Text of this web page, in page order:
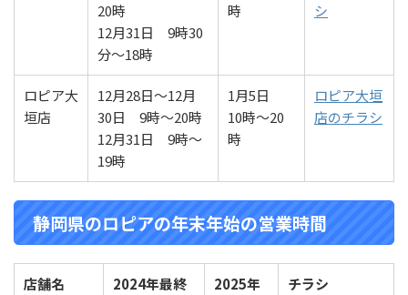
20時
12月31日 9時30
分～18時
時
シ
ロピア大
垣店
12月28日～12月
30日 9時～20時
12月31日 9時～
19時
1月5日
10時～20
時
ロピア大垣
店のチラシ
静岡県のロピアの年末年始の営業時間
店舗名
2024年最終
2025年
チラシ